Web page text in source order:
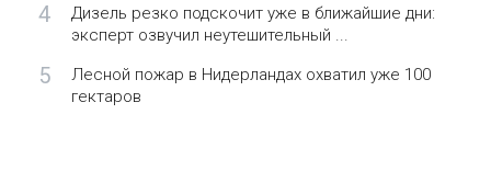
4
Дизель резко подскочит уже в ближайшие дни:
эксперт озвучил неутешительный ...
5
Лесной пожар в Нидерландах охватил уже 100
гектаров